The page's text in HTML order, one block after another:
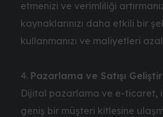
etmenizi ve verimliliği
kaynaklarınızı daha etkili bir
kullanmanızı ve maliyetleri
Pazarlama ve Satışı
Dijital pazarlama ve e-ticaret,
geniş bir müşteri kitlesine